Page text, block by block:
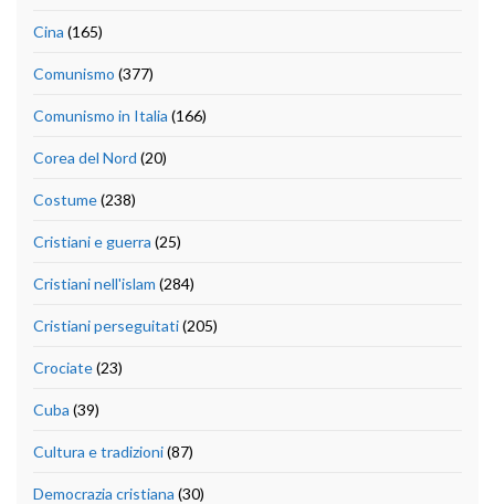
Cina (165)
Comunismo (377)
Comunismo in Italia (166)
Corea del Nord (20)
Costume(238)
Cristiani e guerra (25)
Cristiani nell'islam (284)
Cristiani perseguitati(205)
Crociate(23)
Cuba (39)
Cultura e tradizioni(87)
Democrazia cristiana (30)